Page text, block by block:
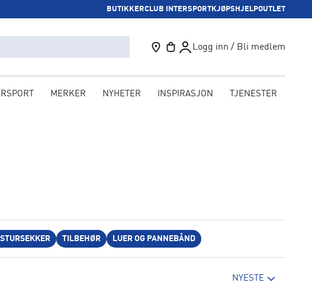
BUTIKKERCLUB INTERSPORTKJØPSHJELPOUTLET
Logg inn / Bli medlem
MERKER NYHETER INSPIRASJON TJENESTER
TILBEHØR LUER OG PANNEBÅND
NYESTE